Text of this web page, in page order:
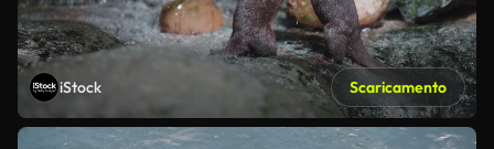
iStock Scaricamento